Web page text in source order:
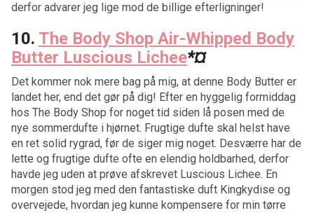
derfor advarer jeg lige mod de billige efterligninger!
10. The Body Shop Air-Whipped Body
Butter Luscious Lichee*¤
Det kommer nok mere bag på mig, at denne Body Butter er
landet her, end det gør på dig! Efter en hyggelig formiddag
hos The Body Shop for noget tid siden lå posen med de
nye sommerdufte i hjørnet. Frugtige dufte skal helst have
en ret solid rygrad, før de siger mig noget. Desværre har de
lette og frugtige dufte ofte en elendig holdbarhed, derfor
havde jeg uden at prøve afskrevet Luscious Lichee. En
morgen stod jeg med den fantastiske duft Kingkydise og
overvejede, hvordan jeg kunne kompensere for min tørre